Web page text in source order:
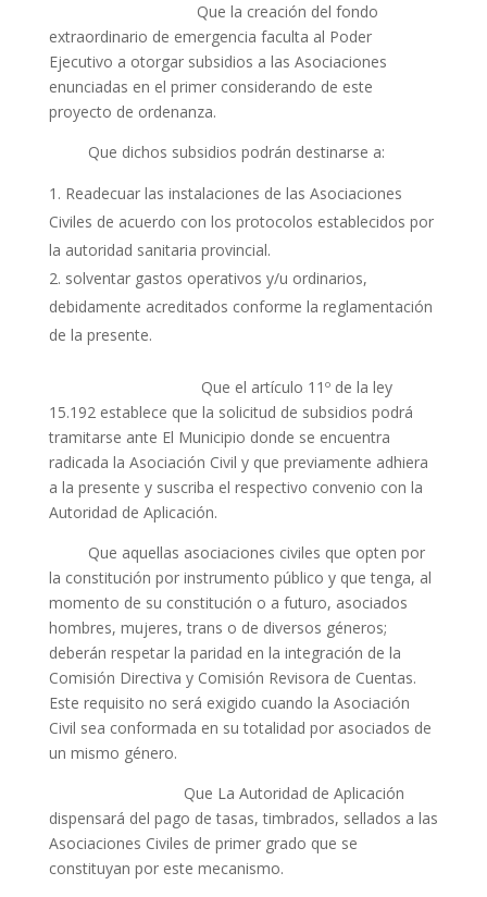
Que la creación del fondo
extraordinario de emergencia faculta al Poder
Ejecutivo a otorgar subsidios a las Asociaciones
enunciadas en el primer considerando de este
proyecto de ordenanza.
Que dichos subsidios podrán destinarse a:
Readecuar las instalaciones de las Asociaciones
Civiles de acuerdo con los protocolos establecidos por
la autoridad sanitaria provincial.
solventar gastos operativos y/u ordinarios,
debidamente acreditados conforme la reglamentación
de la presente.
Que el artículo 11º de la ley
15.192 establece que la solicitud de subsidios podrá
tramitarse ante El Municipio donde se encuentra
radicada la Asociación Civil y que previamente adhiera
a la presente y suscriba el respectivo convenio con la
Autoridad de Aplicación.
Que aquellas asociaciones civiles que opten por
la constitución por instrumento público y que tenga, al
momento de su constitución o a futuro, asociados
hombres, mujeres, trans o de diversos géneros;
deberán respetar la paridad en la integración de la
Comisión Directiva y Comisión Revisora de Cuentas.
Este requisito no será exigido cuando la Asociación
Civil sea conformada en su totalidad por asociados de
un mismo género.
Que La Autoridad de Aplicación
dispensará del pago de tasas, timbrados, sellados a las
Asociaciones Civiles de primer grado que se
constituyan por este mecanismo.